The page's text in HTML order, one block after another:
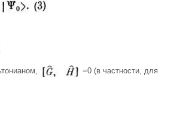
=0 (в частности, для